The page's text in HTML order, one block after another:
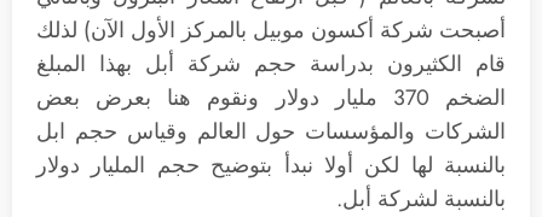
أصبحت شركة أكسون موبيل بالمركز الأول الآن) لذلك
قام الكثيرون بدراسة حجم شركة أبل بهذا المبلغ
الضخم 370 مليار دولار ونقوم هنا بعرض بعض
الشركات والمؤسسات حول العالم وقياس حجم ابل
بالنسبة لها لكن أولا نبدأ بتوضيح حجم المليار دولار
بالنسبة لشركة أبل.